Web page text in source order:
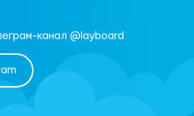
канал @layboard